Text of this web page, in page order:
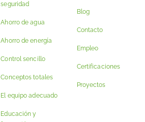
seguridad
Ahorro de agua
Ahorro de energía
Control sencillo
Conceptos totales
El equipo adecuado
Educación y
Blog
Contacto
Empleo
Certificaciones
Proyectos